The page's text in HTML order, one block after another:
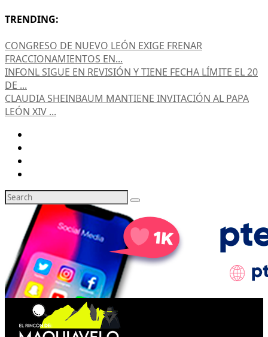
TRENDING:
CONGRESO DE NUEVO LEÓN EXIGE FRENAR
FRACCIONAMIENTOS EN...
INFONL SIGUE EN REVISIÓN Y TIENE FECHA LÍMITE EL 20
DE ...
CLAUDIA SHEINBAUM MANTIENE INVITACIÓN AL PAPA
LEÓN XIV ...